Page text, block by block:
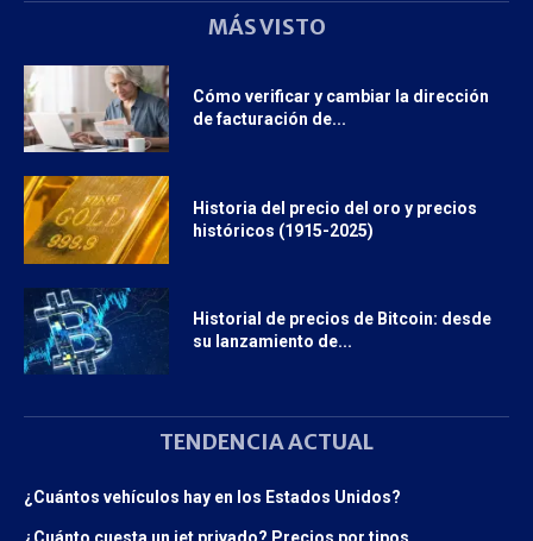
MÁS VISTO
Cómo verificar y cambiar la dirección
de facturación de...
Historia del precio del oro y precios
históricos (1915-2025)
Historial de precios de Bitcoin: desde
su lanzamiento de...
TENDENCIA ACTUAL
¿Cuántos vehículos hay en los Estados Unidos?